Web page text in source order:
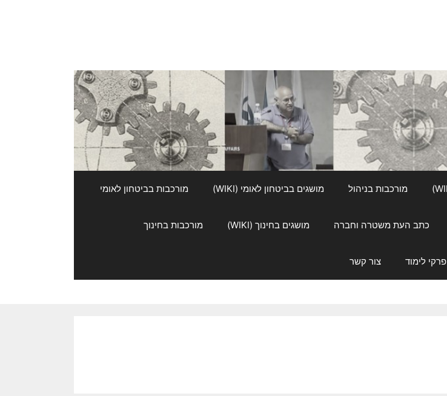
מורכבות בניהול מושגים בביטחון לאומי (WIKI) מורכבות בביטחון לאומי
כתב העת משטרה וחברה מושגים בחינוך (WIKI) מורכבות בחינוך
פרקי לימוד צור קשר